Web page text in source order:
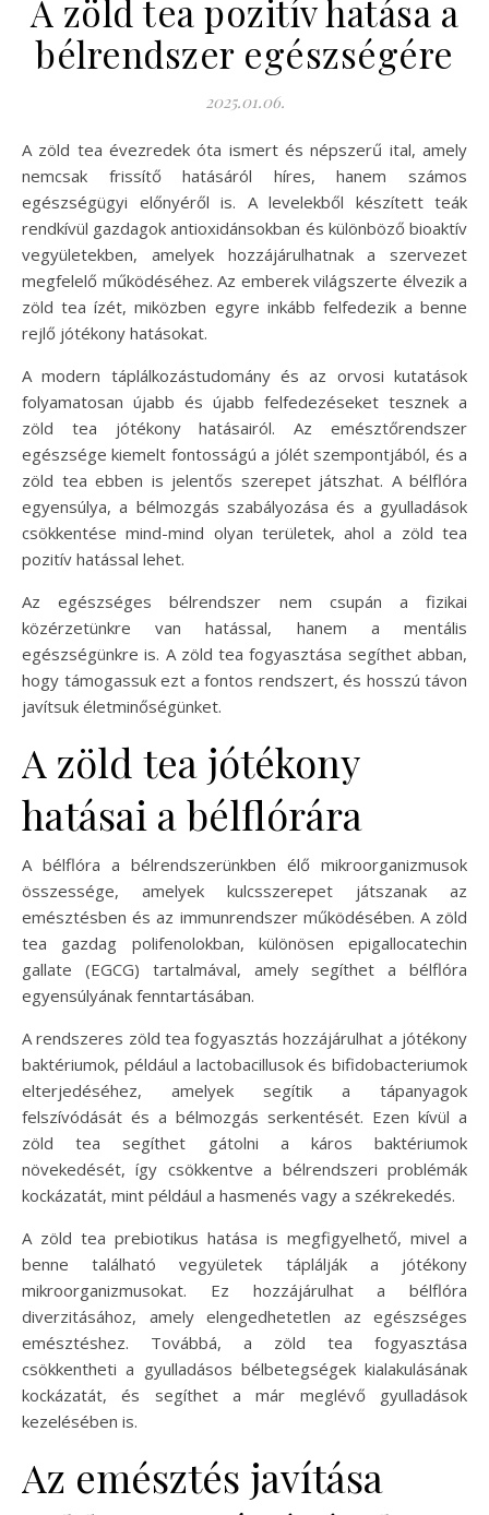
A zöld tea pozitív hatása a
bélrendszer egészségére
2025.01.06.
A zöld tea évezredek óta ismert és népszerű ital, amely
nemcsak frissítő hatásáról híres, hanem számos
egészségügyi előnyéről is. A levelekből készített teák
rendkívül gazdagok antioxidánsokban és különböző bioaktív
vegyületekben, amelyek hozzájárulhatnak a szervezet
megfelelő működéséhez. Az emberek világszerte élvezik a
zöld tea ízét, miközben egyre inkább felfedezik a benne
rejlő jótékony hatásokat.
A modern táplálkozástudomány és az orvosi kutatások
folyamatosan újabb és újabb felfedezéseket tesznek a
zöld tea jótékony hatásairól. Az emésztőrendszer
egészsége kiemelt fontosságú a jólét szempontjából, és a
zöld tea ebben is jelentős szerepet játszhat. A bélflóra
egyensúlya, a bélmozgás szabályozása és a gyulladások
csökkentése mind-mind olyan területek, ahol a zöld tea
pozitív hatással lehet.
Az egészséges bélrendszer nem csupán a fizikai
közérzetünkre van hatással, hanem a mentális
egészségünkre is. A zöld tea fogyasztása segíthet abban,
hogy támogassuk ezt a fontos rendszert, és hosszú távon
javítsuk életminőségünket.
A zöld tea jótékony
hatásai a bélflórára
A bélflóra a bélrendszerünkben élő mikroorganizmusok
összessége, amelyek kulcsszerepet játszanak az
emésztésben és az immunrendszer működésében. A zöld
tea gazdag polifenolokban, különösen epigallocatechin
gallate (EGCG) tartalmával, amely segíthet a bélflóra
egyensúlyának fenntartásában.
A rendszeres zöld tea fogyasztás hozzájárulhat a jótékony
baktériumok, például a lactobacillusok és bifidobacteriumok
elterjedéséhez, amelyek segítik a tápanyagok
felszívódását és a bélmozgás serkentését. Ezen kívül a
zöld tea segíthet gátolni a káros baktériumok
növekedését, így csökkentve a bélrendszeri problémák
kockázatát, mint például a hasmenés vagy a székrekedés.
A zöld tea prebiotikus hatása is megfigyelhető, mivel a
benne található vegyületek táplálják a jótékony
mikroorganizmusokat. Ez hozzájárulhat a bélflóra
diverzitásához, amely elengedhetetlen az egészséges
emésztéshez. Továbbá, a zöld tea fogyasztása
csökkentheti a gyulladásos bélbetegségek kialakulásának
kockázatát, és segíthet a már meglévő gyulladások
kezelésében is.
Az emésztés javítása